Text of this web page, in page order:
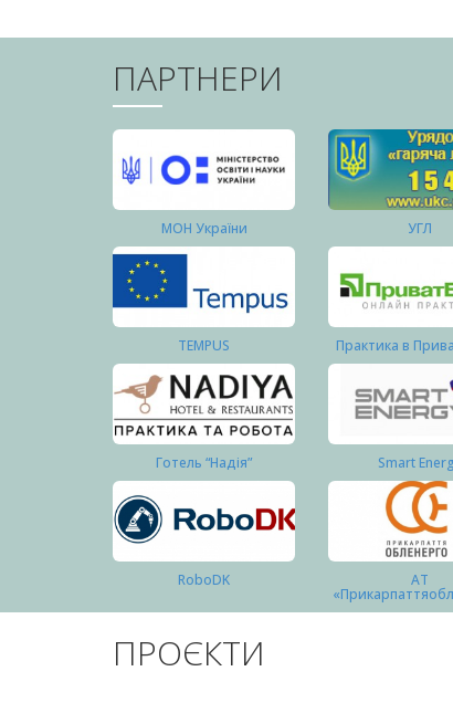
ПАРТНЕРИ
МОН України УГЛ
TEMPUS Практика в
Готель “Надія” Smart
RoboDK АТ
ПРОЄКТИ